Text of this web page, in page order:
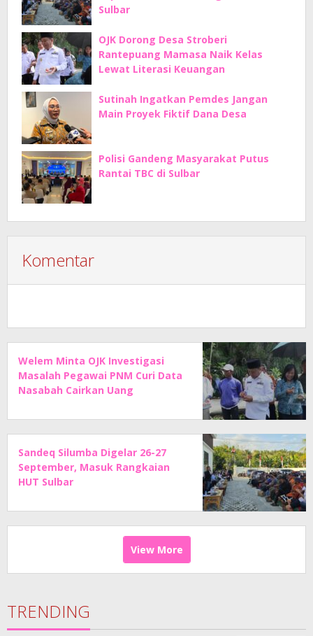
Sulbar
OJK Dorong Desa Stroberi
Rantepuang Mamasa Naik Kelas
Lewat Literasi Keuangan
Sutinah Ingatkan Pemdes Jangan
Main Proyek Fiktif Dana Desa
Polisi Gandeng Masyarakat Putus
Rantai TBC di Sulbar
Komentar
Welem Minta OJK Investigasi
Masalah Pegawai PNM Curi Data
Nasabah Cairkan Uang
Sandeq Silumba Digelar 26-27
September, Masuk Rangkaian
HUT Sulbar
View More
TRENDING